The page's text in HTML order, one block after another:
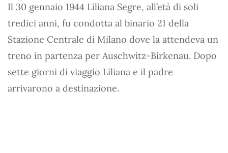
Il 30 gennaio 1944 Liliana Segre, all’età di soli
tredici anni, fu condotta al binario 21 della
Stazione Centrale di Milano dove la attendeva un
treno in partenza per Auschwitz-Birkenau. Dopo
sette giorni di viaggio Liliana e il padre
arrivarono a destinazione.